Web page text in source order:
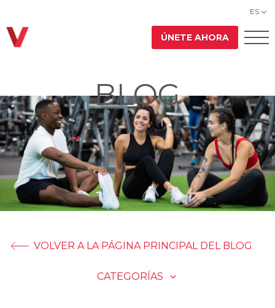
ES
ÚNETE AHORA
BLOG
VOLVER A LA PÁGINA PRINCIPAL DEL BLOG
CATEGORÍAS